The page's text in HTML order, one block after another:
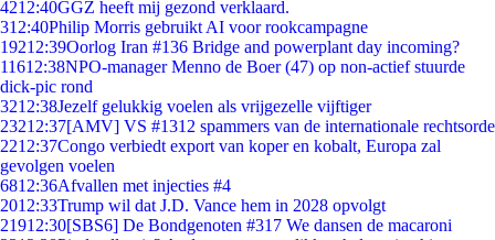
4212:40GGZ heeft mij gezond verklaard.
312:40Philip Morris gebruikt AI voor rookcampagne
19212:39Oorlog Iran #136 Bridge and powerplant day incoming?
11612:38NPO-manager Menno de Boer (47) op non-actief stuurde
dick-pic rond
3212:38Jezelf gelukkig voelen als vrijgezelle vijftiger
23212:37[AMV] VS #1312 spammers van de internationale rechtsorde
2212:37Congo verbiedt export van koper en kobalt, Europa zal
gevolgen voelen
6812:36Afvallen met injecties #4
2012:33Trump wil dat J.D. Vance hem in 2028 opvolgt
21912:30[SBS6] De Bondgenoten #317 We dansen de macaroni